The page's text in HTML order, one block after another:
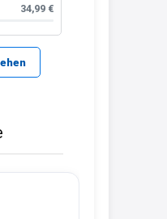
34,99 €
de-